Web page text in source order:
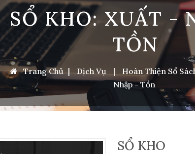
SỔ KHO: XUẤT -
TỒN
Trang Chủ | Dịch Vụ | Hoàn Thiện Sổ
Nhập - Tồn
SỔ KHO